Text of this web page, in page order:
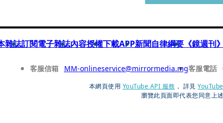
雜誌訂閱電子雜誌內容授權下載APP新聞自律綱要 《鏡週刊
客服信箱 MM-onlineservice@mirrormedia.mg客服電話
本網頁使用 YouTube API 服務 ， 詳見
瀏覽此頁面即代表您同意上